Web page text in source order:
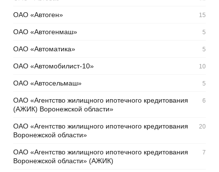
ОАО «Автоген» 15
ОАО «Автогенмаш» 5
ОАО «Автоматика» 5
ОАО «Автомобилист-10» 10
ОАО «Автосельмаш» 5
ОАО «Агентство жилищного ипотечного кредитования
(АЖИК) Воронежской области»
6
ОАО «Агентство жилищного ипотечного кредитования
Воронежской области»
20
ОАО «Агентство жилищного ипотечного кредитования
Воронежской области» (АЖИК)
7